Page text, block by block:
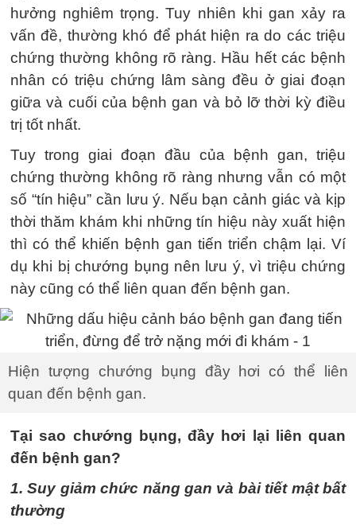
hưởng nghiêm trọng. Tuy nhiên khi gan xảy ra
vấn đề, thường khó để phát hiện ra do các triệu
chứng thường không rõ ràng. Hầu hết các bệnh
nhân có triệu chứng lâm sàng đều ở giai đoạn
giữa và cuối của bệnh gan và bỏ lỡ thời kỳ điều
trị tốt nhất.
Tuy trong giai đoạn đầu của bệnh gan, triệu
chứng thường không rõ ràng nhưng vẫn có một
số “tín hiệu” cần lưu ý. Nếu bạn cảnh giác và kịp
thời thăm khám khi những tín hiệu này xuất hiện
thì có thể khiến bệnh gan tiến triển chậm lại. Ví
dụ khi bị chướng bụng nên lưu ý, vì triệu chứng
này cũng có thể liên quan đến bệnh gan.
Hiện tượng chướng bụng đầy hơi có thể liên
quan đến bệnh gan.
Tại sao chướng bụng, đầy hơi lại liên quan
đến bệnh gan?
1. Suy giảm chức năng gan và bài tiết mật bất
thường